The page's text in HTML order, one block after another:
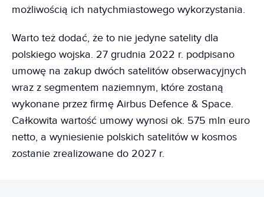
możliwością ich natychmiastowego wykorzystania.
Warto też dodać, że to nie jedyne satelity dla
polskiego wojska. 27 grudnia 2022 r. podpisano
umowę na zakup dwóch satelitów obserwacyjnych
wraz z segmentem naziemnym, które zostaną
wykonane przez firmę Airbus Defence & Space.
Całkowita wartość umowy wynosi ok. 575 mln euro
netto, a wyniesienie polskich satelitów w kosmos
zostanie zrealizowane do 2027 r.